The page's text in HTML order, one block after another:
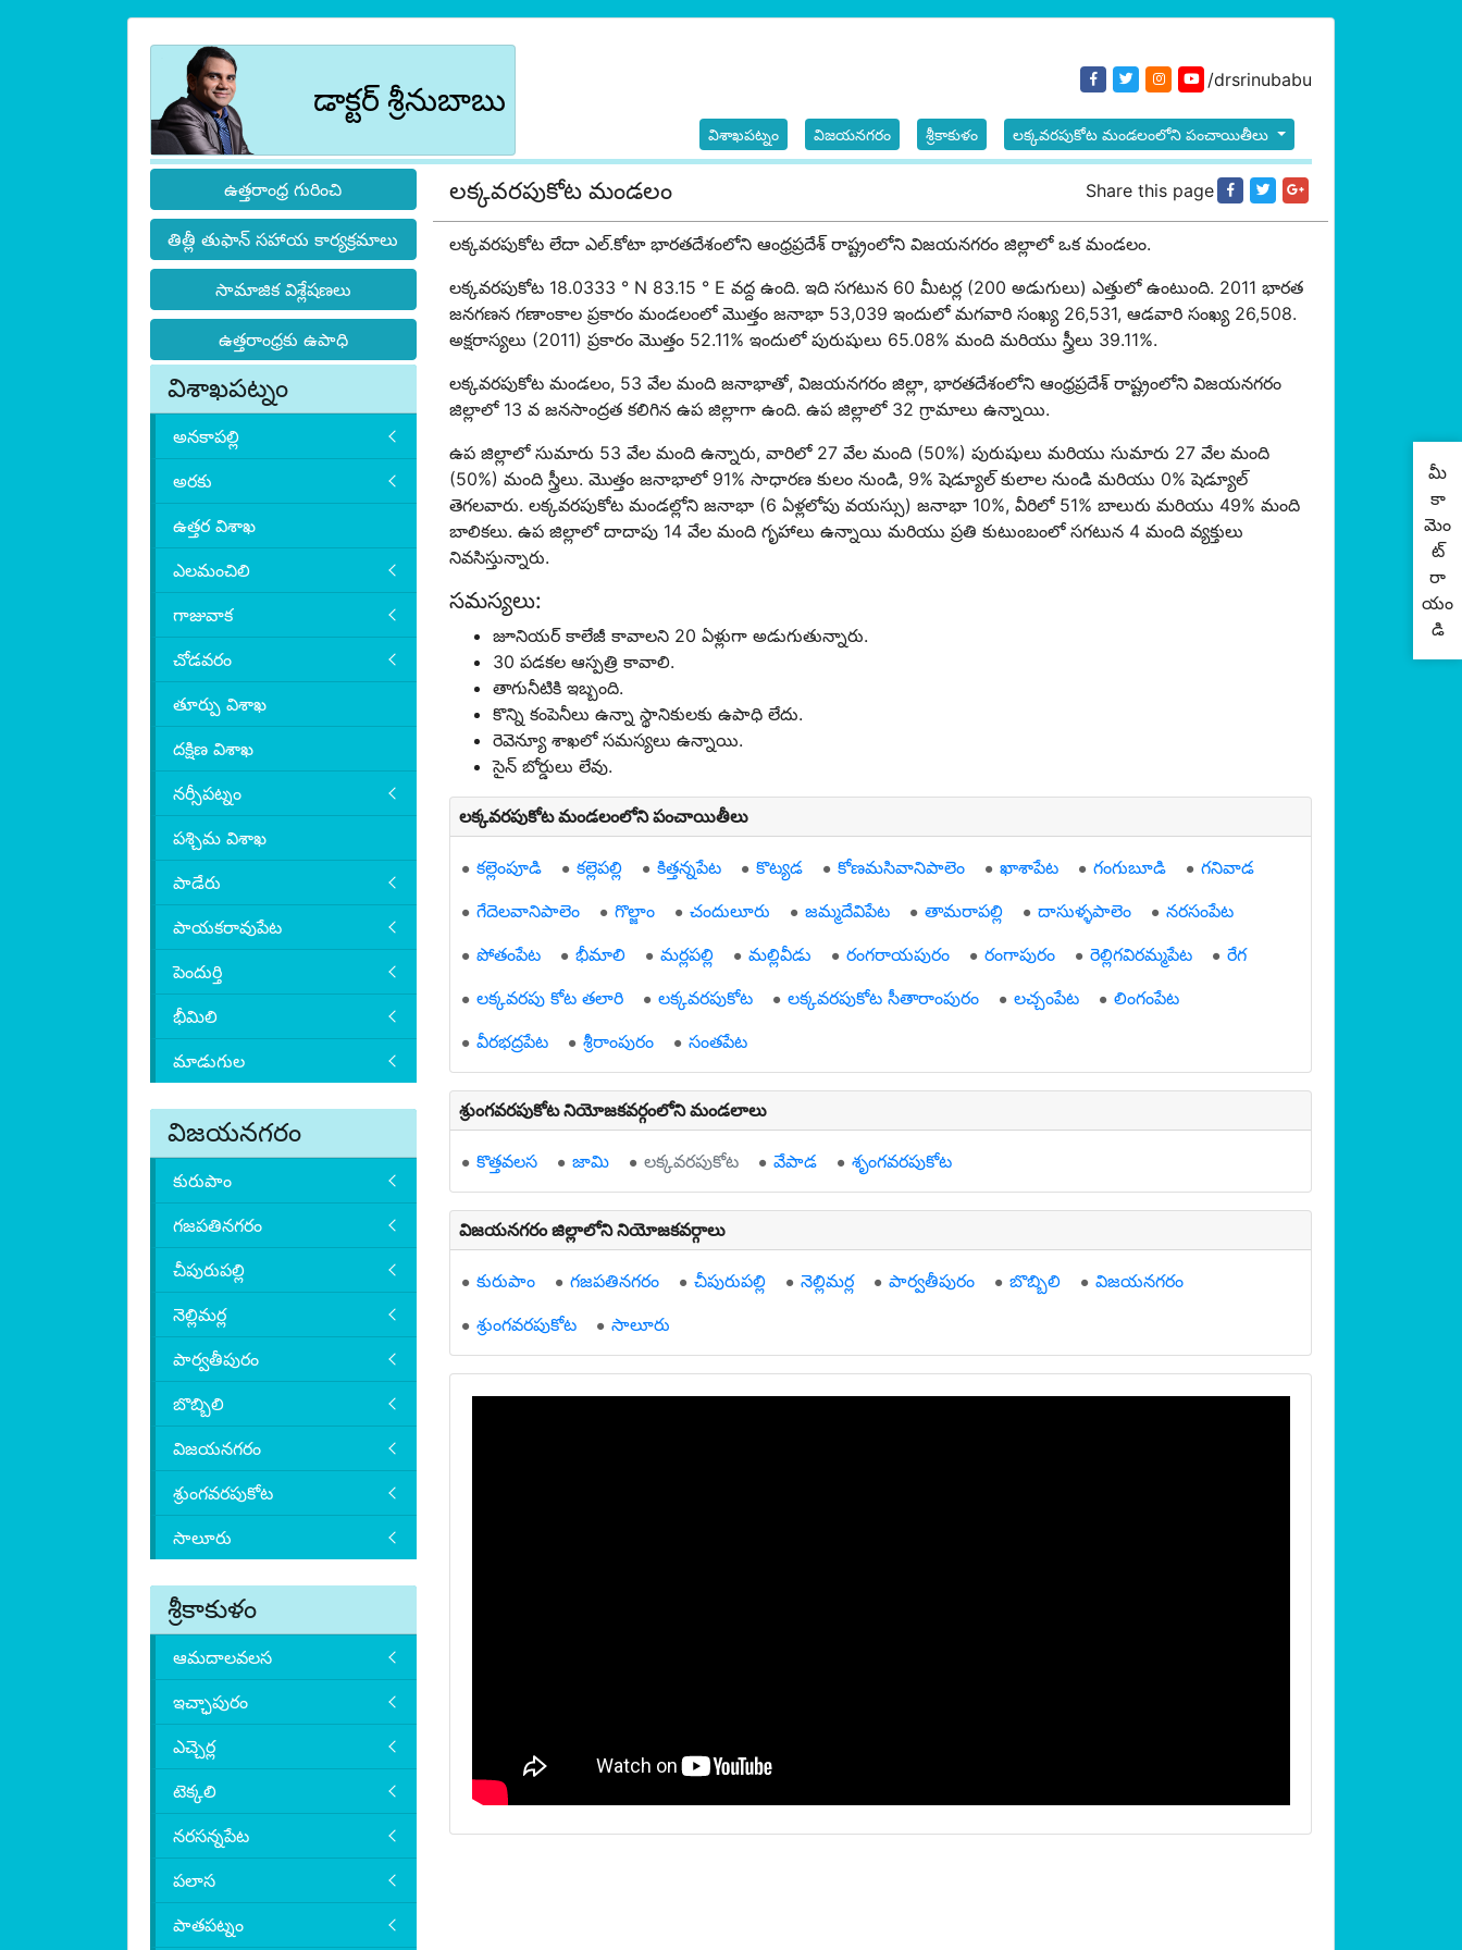
డాక్టర్ శ్రీనుబాబు
/drsrinubabu
విశాఖపట్నం విజయనగరం శ్రీకాకుళం లక్కవరపుకోట మండలంలోని పంచాయితీలు
ఉత్తరాంధ్ర గురించి
తిత్లీ తుఫాన్ సహాయ కార్యక్రమాలు
సామాజిక విశ్లేషణలు
ఉత్తరాంధ్రకు ఉపాధి
విశాఖపట్నం
అనకాపల్లి
అరకు
ఉత్తర విశాఖ
ఎలమంచిలి
గాజువాక
చోడవరం
తూర్పు విశాఖ
దక్షిణ విశాఖ
నర్సీపట్నం
పశ్చిమ విశాఖ
పాడేరు
పాయకరావుపేట
పెందుర్తి
భీమిలి
మాడుగుల
విజయనగరం
కురుపాం
గజపతినగరం
చీపురుపల్లి
నెల్లిమర్ల
పార్వతీపురం
బొబ్బిలి
విజయనగరం
శ్రుంగవరపుకోట
సాలూరు
శ్రీకాకుళం
ఆమదాలవలస
ఇచ్ఛాపురం
ఎచ్చెర్ల
టెక్కలి
నరసన్నపేట
పలాస
పాతపట్నం
లక్కవరపుకోట మండలం Share this page
లక్కవరపుకోట లేదా ఎల్.కోటా భారతదేశంలోని ఆంధ్రప్రదేశ్ రాష్ట్రంలోని విజయనగరం జిల్లాలో ఒక మండలం.
లక్కవరపుకోట 18.0333 ° N 83.15 ° E వద్ద ఉంది. ఇది సగటున 60 మీటర్ల (200 అడుగులు) ఎత్తులో ఉంటుంది. 2011 భారత
జనగణన గణాంకాల ప్రకారం మండలంలో మొత్తం జనాభా 53,039 ఇందులో మగవారి సంఖ్య 26,531, ఆడవారి సంఖ్య 26,508.
అక్షరాస్యలు (2011) ప్రకారం మొత్తం 52.11% ఇందులో పురుషులు 65.08% మంది మరియు స్త్రీలు 39.11%.
లక్కవరపుకోట మండలం, 53 వేల మంది జనాభాతో, విజయనగరం జిల్లా, భారతదేశంలోని ఆంధ్రప్రదేశ్ రాష్ట్రంలోని విజయనగరం
జిల్లాలో 13 వ జనసాంద్రత కలిగిన ఉప జిల్లాగా ఉంది. ఉప జిల్లాలో 32 గ్రామాలు ఉన్నాయి.
ఉప జిల్లాలో సుమారు 53 వేల మంది ఉన్నారు, వారిలో 27 వేల మంది (50%) పురుషులు మరియు సుమారు 27 వేల మంది
(50%) మంది స్త్రీలు. మొత్తం జనాభాలో 91% సాధారణ కులం నుండి, 9% షెడ్యూల్ కులాల నుండి మరియు 0% షెడ్యూల్
తెగలవారు. లక్కవరపుకోట మండల్లోని జనాభా (6 ఏళ్లలోపు వయస్సు) జనాభా 10%, వీరిలో 51% బాలురు మరియు 49% మంది
బాలికలు. ఉప జిల్లాలో దాదాపు 14 వేల మంది గృహాలు ఉన్నాయి మరియు ప్రతి కుటుంబంలో సగటున 4 మంది వ్యక్తులు
నివసిస్తున్నారు.
సమస్యలు:
జూనియర్ కాలేజీ కావాలని 20 ఏళ్లుగా అడుగుతున్నారు.
30 పడకల ఆస్పత్రి కావాలి.
తాగునీటికి ఇబ్బంది.
కొన్ని కంపెనీలు ఉన్నా స్థానికులకు ఉపాధి లేదు.
రెవెన్యూ శాఖలో సమస్యలు ఉన్నాయి.
సైన్ బోర్డులు లేవు.
లక్కవరపుకోట మండలంలోని పంచాయితీలు
కల్లెంపూడి కల్లెపల్లి కిత్తన్నపేట కొట్యడ కోణమసివానిపాలెం ఖాశాపేట గంగుబూడి
గనివాడ
గేదెలవానిపాలెం
గొల్జాం చందులూరు జమ్మదేవిపేట తామరాపల్లి దాసుళ్ళపాలెం
నరసంపేట
పోతంపేట
భీమాలి మర్లపల్లి మల్లివీడు రంగరాయపురం రంగాపురం రెల్లిగవిరమ్మపేట
రేగ
లక్కవరపు కోట తలారి
లక్కవరపుకోట లక్కవరపుకోట సీతారాంపురం లచ్చంపేట
లింగంపేట
వీరభద్రపేట
శ్రీరాంపురం సంతపేట
శ్రుంగవరపుకోట నియోజకవర్గంలోని మండలాలు
కొత్తవలస జామి లక్కవరపుకోట వేపాడ శృంగవరపుకోట
విజయనగరం జిల్లాలోని నియోజకవర్గాలు
కురుపాం గజపతినగరం చీపురుపల్లి నెల్లిమర్ల పార్వతీపురం బొబ్బిలి
విజయనగరం
శ్రుంగవరపుకోట
సాలూరు
మీ
కా
మెం
ట్
రా
యం
డి